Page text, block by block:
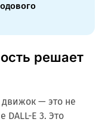
решает
— это не
DALL-E 3. Это